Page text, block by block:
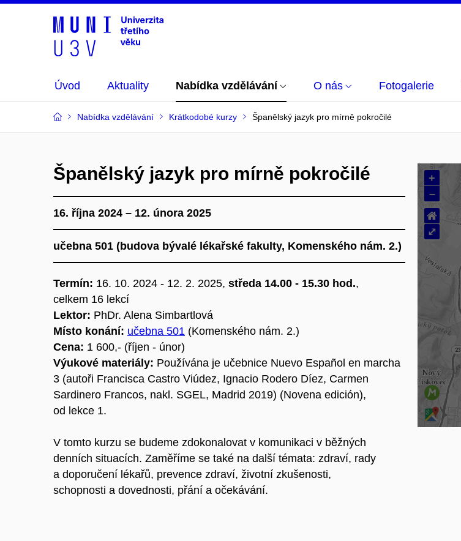
Úvod Aktuality Nabídka vzdělávání O nás Fotogalerie
Nabídka vzdělávání Krátkodobé kurzy Španělský jazyk pro mírně pokročilé
Španělský jazyk pro mírně pokročilé
16. října 2024 – 12. února 2025
učebna 501 (budova bývalé lékařské fakulty, Komenského nám. 2.)
Termín: 16. 10. 2024 - 12. 2. 2025, středa 14.00 - 15.30 hod.,
celkem 16 lekcí
Lektor: PhDr. Alena Simbartlová
Místo konání: učebna 501 (Komenského nám. 2.)
Cena: 1 600,- (říjen - únor)
Výukové materiály: Používána je učebnice Nuevo Español en marcha
3 (autoři Francisca Castro Viúdez, Ignacio Rodero Díez, Carmen
Sardinero Francos, nakl. SGEL, Madrid 2019) (Novena edición),
od lekce 1.
V tomto kurzu se budeme zdokonalovat v komunikaci v běžných
denních situacích. Zaměříme se také na další témata: zdraví, rady
a doporučení lékařů, prevence zdraví, životní zkušenosti,
schopnosti a dovednosti, přání a očekávání.
+
–
⌂
⤢